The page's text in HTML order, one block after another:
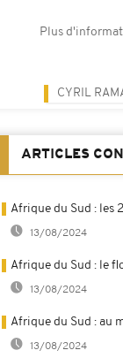
Plus
CYRIL
ARTICLES
Afrique du Sud : les
13/08/2024
Afrique du Sud : le
13/08/2024
Afrique du Sud : au
13/08/2024